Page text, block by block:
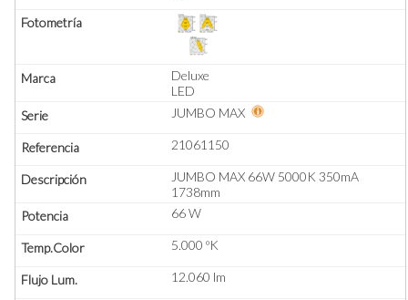
Deluxe
LED
JUMBO MAX
21061150
JUMBO MAX 66W 5000K 350mA
1738mm
66 W
5.000 ºK
12.060 lm